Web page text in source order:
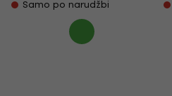
Samo po narudžbi